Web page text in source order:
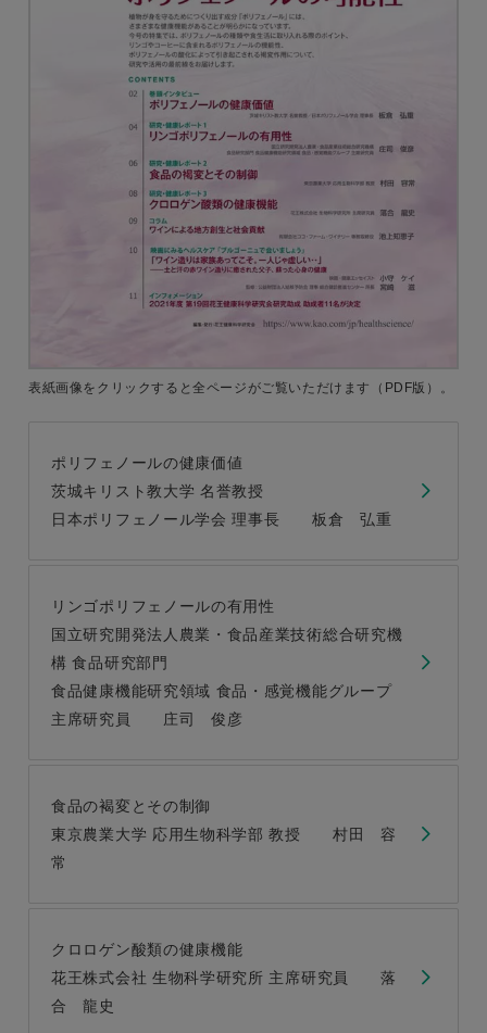
表紙画像をクリックすると全ページがご覧いただけます （PDF版）。
ポリフェノールの健康価値
茨城キリスト教大学 名誉教授
日本ポリフェノール学会 理事長 板倉 弘重
リンゴポリフェノールの有用性
国立研究開発法人農業・食品産業技術総合研究機
構 食品研究部門
食品健康機能研究領域 食品・感覚機能グループ
主席研究員 庄司 俊彦
食品の褐変とその制御
東京農業大学 応用生物科学部 教授 村田 容
常
クロロゲン酸類の健康機能
花王株式会社 生物科学研究所 主席研究員 落
合 龍史